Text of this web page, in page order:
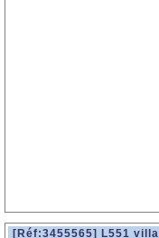
[Réf:3455565] L551